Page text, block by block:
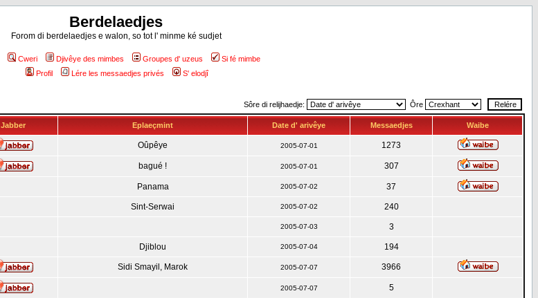
Berdelaedjes
Forom di berdelaedjes e walon, so tot l' minme ké sudjet
Cweri Djivêye des mimbes Groupes d' uzeus
Si fé mimbe
Profil
Lére les messaedjes privés S' elodjî
Sôre di relijhaedje: Ôre
Jabber Eplaeçmint Date d' arivêye Messaedjes Waibe
Oûpêye 2005-07-01 1273
bagué ! 2005-07-01 307
Panama 2005-07-02 37
Sint-Serwai 2005-07-02 240
2005-07-03 3
Djiblou 2005-07-04 194
Sidi Smayil, Marok 2005-07-07 3966
2005-07-07 5